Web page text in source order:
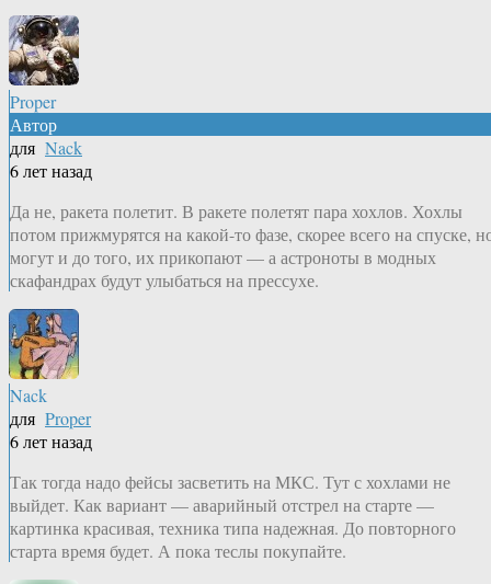
Proper
Автор
для Nack
6 лет назад
Да не, ракета полетит. В ракете полетят пара хохлов. Хохлы
потом прижмурятся на какой-то фазе, скорее всего на спуске,
могут и до того, их прикопают — а астроноты в модных
скафандрах будут улыбаться на прессухе.
Nack
для Proper
6 лет назад
Так тогда надо фейсы засветить на МКС. Тут с хохлами не
выйдет. Как вариант — аварийный отстрел на старте —
картинка красивая, техника типа надежная. До повторного
старта время будет. А пока теслы покупайте.